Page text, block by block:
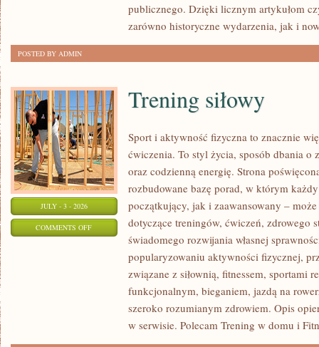
publicznego. Dzięki licznym artykułom
zarówno historyczne wydarzenia, jak i
POSTED BY ADMIN
JULY - 3 - 2026
COMMENTS OFFON
Trening siłowy
Sport i aktywność fizyczna to znacznie
ćwiczenia. To styl życia, sposób dbania o
oraz codzienną energię. Strona
rozbudowane bazę porad, w którym
początkujący, jak i zaawansowany –
dotyczące treningów, ćwiczeń, zdrowego
świadomego rozwijania własnej
popularyzowaniu aktywności fizycznej,
związane z siłownią, fitnessem, sportami
funkcjonalnym, bieganiem, jazdą na
szeroko rozumianym zdrowiem. Opis
w serwisie. Polecam Trening w domu i